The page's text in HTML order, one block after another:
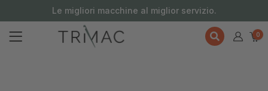
Le migliori macchine al miglior servizio.
0